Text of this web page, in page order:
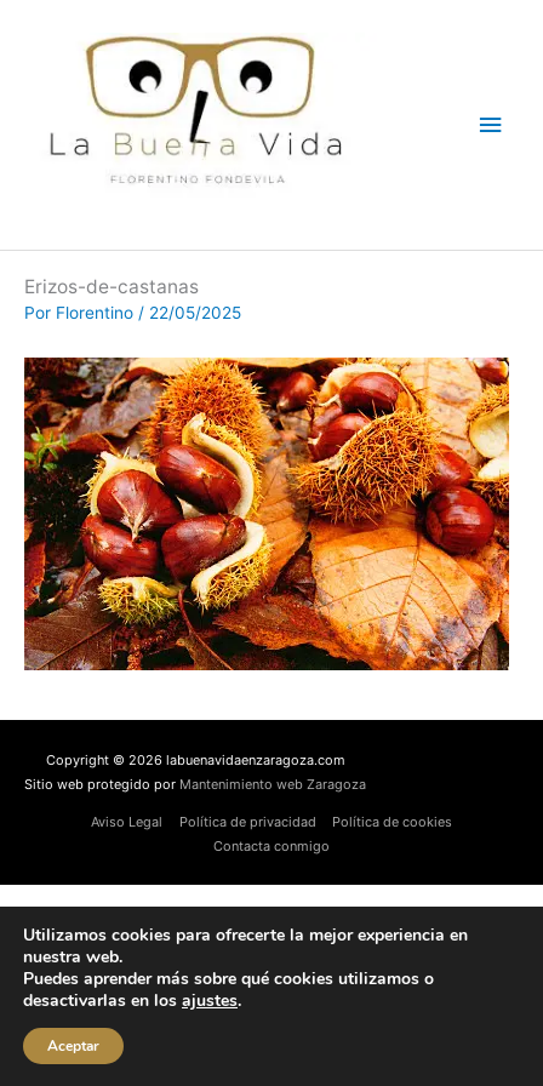
Erizos-de-castanas
Por Florentino / 22/05/2025
Copyright © 2026 labuenavidaenzaragoza.com
Sitio web protegido por Mantenimiento web Zaragoza
Aviso Legal Política de privacidad
Política de cookies
Contacta conmigo
Utilizamos cookies para ofrecerte la mejor experiencia en
nuestra web.
Puedes aprender más sobre qué cookies utilizamos o
desactivarlas en los ajustes.
Aceptar